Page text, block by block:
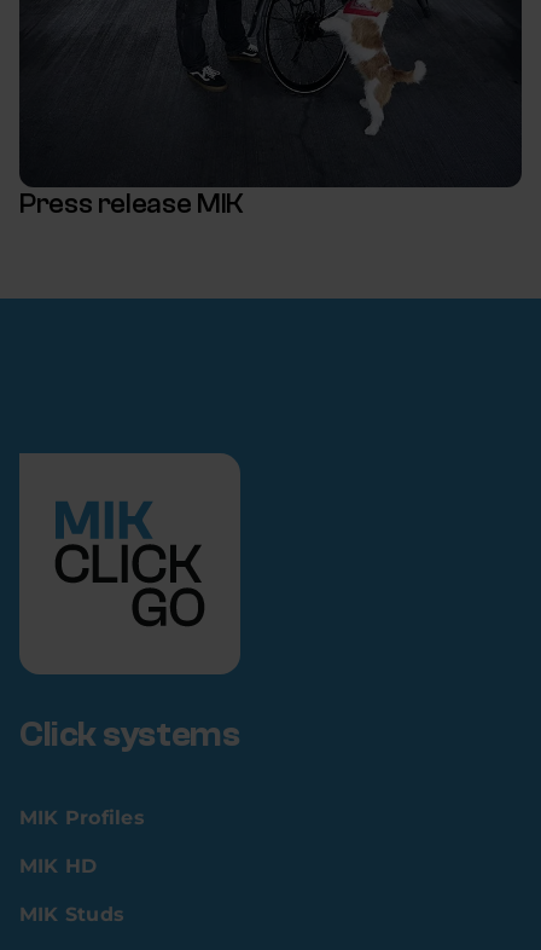
Press release MIK
Click systems
MIK Profiles
MIK HD
MIK Studs